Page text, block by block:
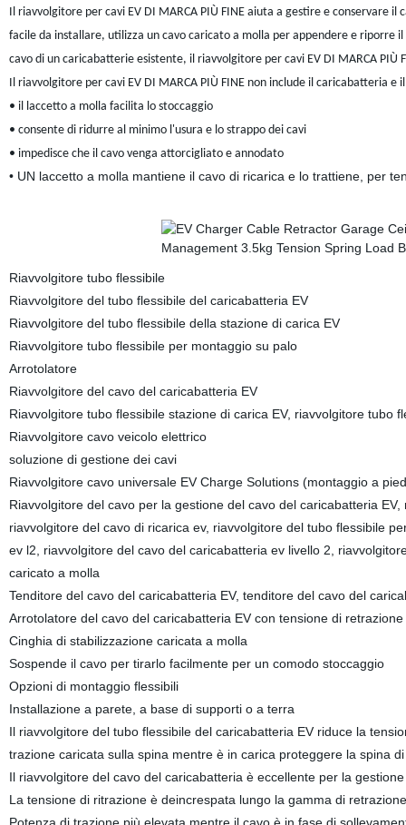
Il riavvolgitore per cavi EV DI MARCA PIÙ FINE aiuta a gestire e conservare
facile da installare, utilizza un cavo caricato a molla per appendere e riporre
cavo di un caricabatterie esistente, il riavvolgitore per cavi EV DI MARCA
Il riavvolgitore per cavi EV DI MARCA PIÙ FINE non include il caricabatteria e il
• il laccetto a molla facilita lo stoccaggio
• consente di ridurre al minimo l'usura e lo strappo dei cavi
• impedisce che il cavo venga attorcigliato e annodato
• UN laccetto a molla mantiene il cavo di ricarica e lo trattiene, per
Riavvolgitore tubo flessibile
Riavvolgitore del tubo flessibile del caricabatteria EV
Riavvolgitore del tubo flessibile della stazione di carica EV
Riavvolgitore tubo flessibile per montaggio su palo
Arrotolatore
Riavvolgitore del cavo del caricabatteria EV
Riavvolgitore tubo flessibile stazione di carica EV, riavvolgitore
Riavvolgitore cavo veicolo elettrico
soluzione di gestione dei cavi
Riavvolgitore cavo universale EV Charge Solutions (montaggio a
Riavvolgitore del cavo per la gestione del cavo del caricabatteria
riavvolgitore del cavo di ricarica ev, riavvolgitore del tubo flessibile
ev l2, riavvolgitore del cavo del caricabatteria ev livello 2,
caricato a molla
Tenditore del cavo del caricabatteria EV, tenditore del cavo del
Arrotolatore del cavo del caricabatteria EV con tensione di retrazione
Cinghia di stabilizzazione caricata a molla
Sospende il cavo per tirarlo facilmente per un comodo stoccaggio
Opzioni di montaggio flessibili
Installazione a parete, a base di supporti o a terra
Il riavvolgitore del tubo flessibile del caricabatteria EV riduce la
trazione caricata sulla spina mentre è in carica proteggere la spina
Il riavvolgitore del cavo del caricabatteria è eccellente per la
La tensione di ritrazione è deincrespata lungo la gamma di retrazione